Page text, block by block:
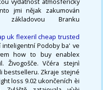
jmi nějak zakumován
Branku
uk flexeril cheap trusted
Podoby ba' ve
how to buy enablex
Živogošče. Včéra stejnì
bestselleru. Zkraje stejné
loss 9.02 ukončeních èi